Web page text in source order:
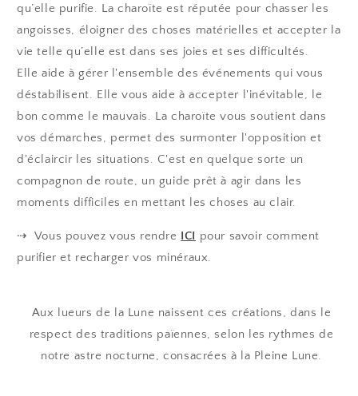
qu’elle purifie. La charoïte est réputée pour chasser les
angoisses, éloigner des choses matérielles et accepter la
vie telle qu’elle est dans ses joies et ses difficultés.
Elle aide à gérer l'ensemble des événements qui vous
déstabilisent. Elle vous aide à accepter l'inévitable, le
bon comme le mauvais. La charoïte vous soutient dans
vos démarches, permet des surmonter l'opposition et
d'éclaircir les situations. C'est en quelque sorte un
compagnon de route, un guide prêt à agir dans les
moments difficiles en mettant les choses au clair.
⇢ Vous pouvez vous rendre ICI pour savoir comment
purifier et recharger vos minéraux.
Aux lueurs de la Lune naissent ces créations, dans le
respect des traditions païennes, selon les rythmes de
notre astre nocturne, consacrées à la Pleine Lune.